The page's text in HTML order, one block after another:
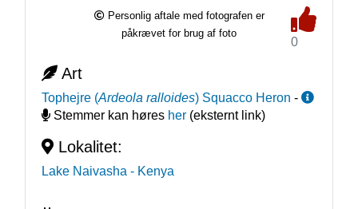
Personlig aftale med fotografen er
påkrævet for brug af foto
0
Art
Tophejre (Ardeola ralloides) Squacco Heron -
Stemmer kan høres her(eksternt link)
Lokalitet:
Lake Naivasha - Kenya